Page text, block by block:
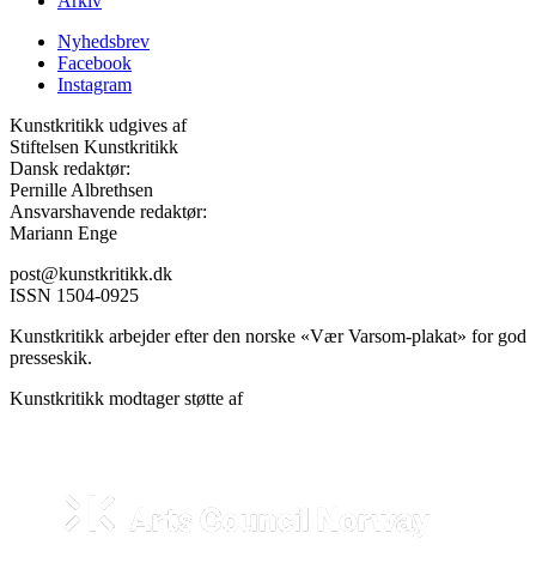
Nyhedsbrev
Facebook
Instagram
Kunstkritikk udgives af
Stiftelsen Kunstkritikk
Dansk redaktør:
Pernille Albrethsen
Ansvarshavende redaktør:
Mariann Enge
post@kunstkritikk.dk
ISSN 1504-0925
Kunstkritikk arbejder efter den norske «Vær Varsom-plakat» for god
presseskik.
Kunstkritikk modtager støtte af